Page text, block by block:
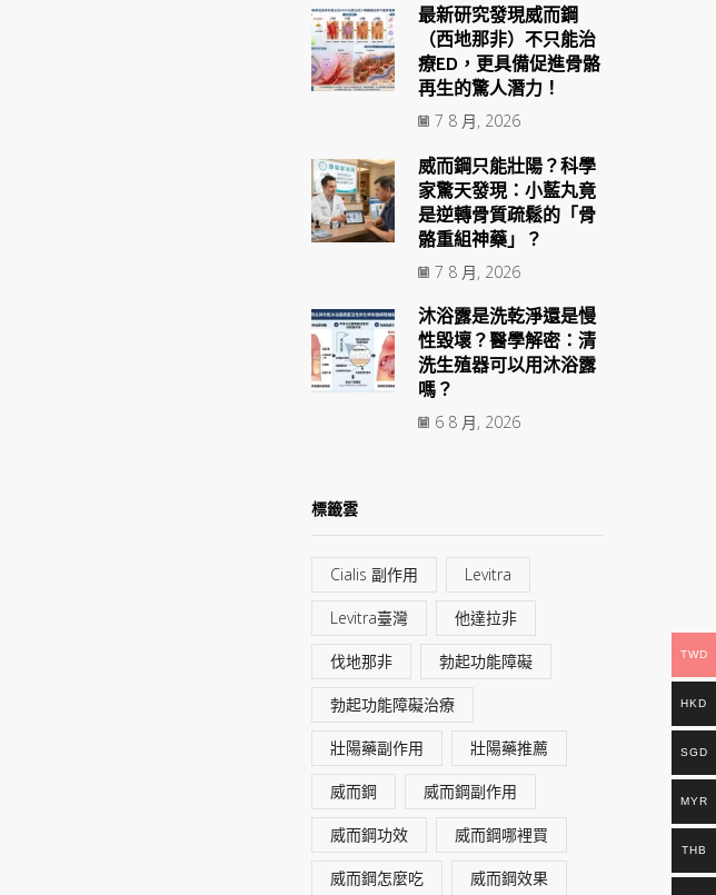
最新研究發現威而鋼
（西地那非）不只能治
療ED，更具備促進骨骼
再生的驚人潛力！
7 8 月, 2026
威而鋼只能壯陽？科學
家驚天發現：小藍丸竟
是逆轉骨質疏鬆的「骨
骼重組神藥」？
7 8 月, 2026
沐浴露是洗乾淨還是慢
性毀壞？醫學解密：清
洗生殖器可以用沐浴露
嗎？
6 8 月, 2026
標籤雲
Cialis 副作用 Levitra
Levitra臺灣 他達拉非
伐地那非 勃起功能障礙
勃起功能障礙治療
壯陽藥副作用 壯陽藥推薦
威而鋼 威而鋼副作用
威而鋼功效 威而鋼哪裡買
威而鋼怎麼吃 威而鋼效果
TWD
HKD
SGD
MYR
THB